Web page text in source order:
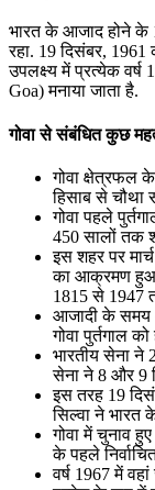
भारत के आजाद होने के
रहा. 19 दिसंबर, 1961
उपलक्ष्य में प्रत्येक वर्ष
Goa) मनाया जाता है.
गोवा से संबंधित कुछ
गोवा क्षेत्रफल
हिसाब से चौथा
गोवा पहले
450 सालों तक
इस शहर पर
का आक्रमण
1815 से 1947
आजादी के समय
गोवा पुर्तगाल
भारतीय सेना ने
सेना ने 8 और 9
इस तरह 19
सिल्वा ने भारत
गोवा में चुनाव
के पहले
वर्ष 1967 में